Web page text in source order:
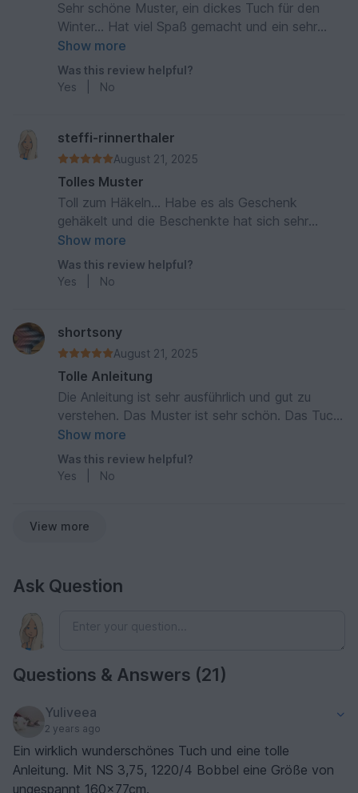
Sehr schöne Muster, ein dickes Tuch für den
Winter... Hat viel Spaß gemacht und ein sehr
schönes Ergebnis 😃
Show more
Was this review helpful?
Yes
No
steffi-rinnerthaler
August 21, 2025
Tolles Muster
Toll zum Häkeln... Habe es als Geschenk
gehäkelt und die Beschenkte hat sich sehr
darüber gefreut.
Show more
Was this review helpful?
Yes
No
shortsony
August 21, 2025
Tolle Anleitung
Die Anleitung ist sehr ausführlich und gut zu
verstehen. Das Muster ist sehr schön. Das Tuch
ist hervorragend geeignet für Herbst und Winter,
da das Muster ohne Löcher ist. Ich kann die
Anleitung bedenkenlos weiter empfehlen.
Show more
Was this review helpful?
Yes
No
View more
Ask Question
Questions & Answers (21)
Yuliveea
2 years ago
Ein wirklich wunderschönes Tuch und eine tolle
Anleitung. Mit NS 3,75, 1220/4 Bobbel eine Größe von
ungespannt 160x77cm.